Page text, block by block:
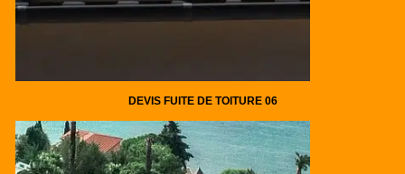
DEVIS FUITE DE TOITURE 06